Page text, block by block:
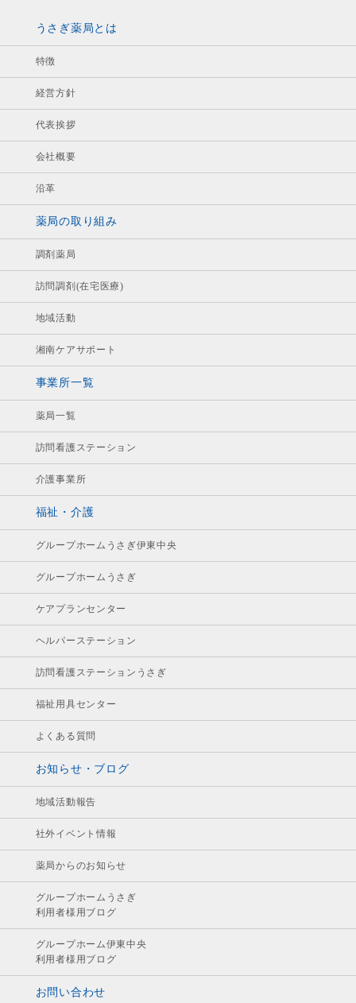
うさぎ薬局とは
特徴
経営方針
代表挨拶
会社概要
沿革
薬局の取り組み
調剤薬局
訪問調剤(在宅医療)
地域活動
湘南ケアサポート
事業所一覧
薬局一覧
訪問看護ステーション
介護事業所
福祉・介護
グループホームうさぎ伊東中央
グループホームうさぎ
ケアプランセンター
ヘルパーステーション
訪問看護ステーションうさぎ
福祉用具センター
よくある質問
お知らせ・ブログ
地域活動報告
社外イベント情報
薬局からのお知らせ
グループホームうさぎ
利用者様用ブログ
グループホーム伊東中央
利用者様用ブログ
お問い合わせ